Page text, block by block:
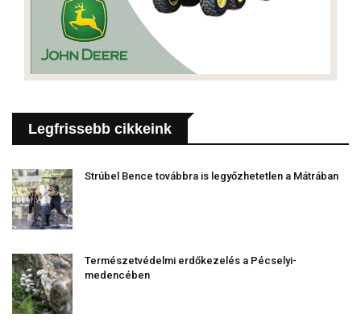
Legfrissebb cikkeink
Strúbel Bence továbbra is legyőzhetetlen a Mátrában
Természetvédelmi erdőkezelés a Pécselyi-
medencében